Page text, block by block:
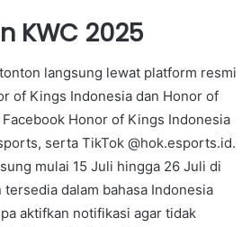
KWC 2025
langsung lewat platform resmi
of Kings Indonesia dan Honor of
Facebook Honor of Kings Indonesia
, serta TikTok @hok.esports.id.
mulai 15 Juli hingga 26 Juli di
tersedia dalam bahasa Indonesia
aktifkan notifikasi agar tidak